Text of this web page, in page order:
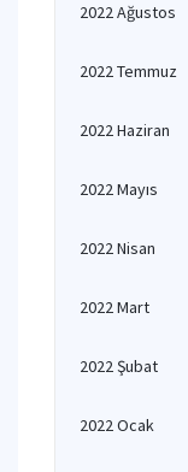
2022 Ağustos
2022 Temmuz
2022 Haziran
2022 Mayıs
2022 Nisan
2022 Mart
2022 Şubat
2022 Ocak